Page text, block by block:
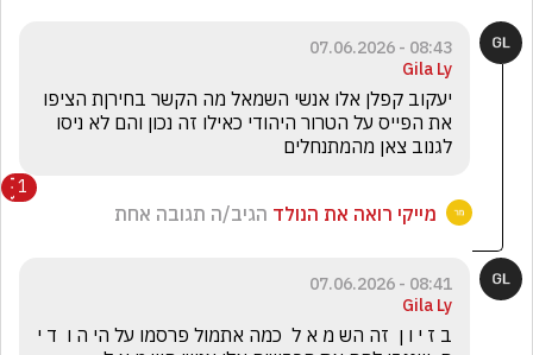
08:43 - 07.06.2026
Gila Ly
לגנוב צאן מהמתנחלים
1
מייקי רואה את הנולד הגיב/ה תגובה אחת
08:41 - 07.06.2026
Gila Ly